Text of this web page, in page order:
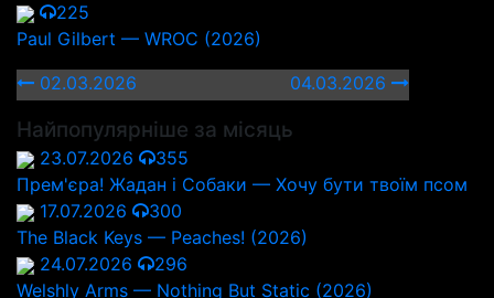
225
Paul Gilbert — WROC (2026)
02.03.2026
04.03.2026
Найпопулярніше за місяць
23.07.2026
355
Прем'єра! Жадан і Собаки — Хочу бути твоїм псом
17.07.2026
300
The Black Keys — Peaches! (2026)
24.07.2026
296
Welshly Arms — Nothing But Static (2026)